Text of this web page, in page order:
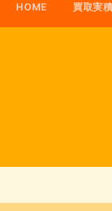
HOME 買取実積